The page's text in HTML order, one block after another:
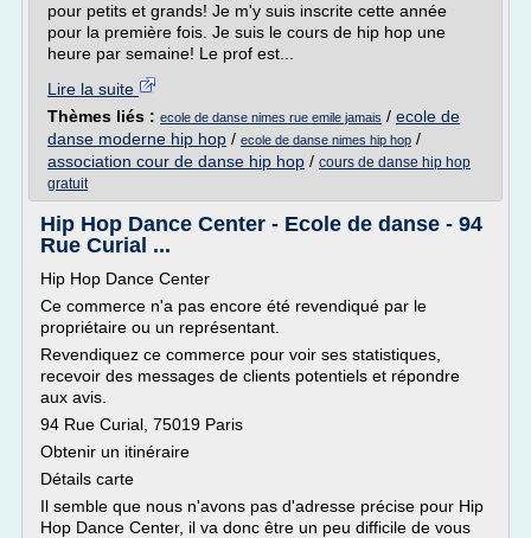
pour petits et grands! Je m'y suis inscrite cette année
pour la première fois. Je suis le cours de hip hop une
heure par semaine! Le prof est...
Lire la suite
Thèmes liés : ecole de danse nimes rue emile jamais / ecole de
danse moderne hip hop / ecole de danse nimes hip hop /
association cour de danse hip hop / cours de danse hip hop
gratuit
Hip Hop Dance Center - Ecole de danse - 94
Rue Curial ...
Hip Hop Dance Center
Ce commerce n'a pas encore été revendiqué par le
propriétaire ou un représentant.
Revendiquez ce commerce pour voir ses statistiques,
recevoir des messages de clients potentiels et répondre
aux avis.
94 Rue Curial, 75019 Paris
Obtenir un itinéraire
Détails carte
Il semble que nous n'avons pas d'adresse précise pour Hip
Hop Dance Center, il va donc être un peu difficile de vous